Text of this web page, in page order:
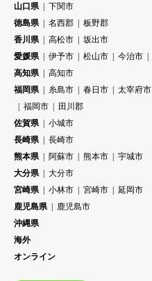
山口県
下関市
徳島県
名西郡
板野郡
香川県
高松市
坂出市
愛媛県
伊予市 松山市 今治市
高知県
高知市
福岡県
糸島市 春日市 太宰府市
福岡市
田川郡
佐賀県
小城市
長崎県
長崎市
熊本県
阿蘇市 熊本市
宇城市
大分県
大分市
宮崎県
小林市 宮崎市
延岡市
鹿児島県
鹿児島市
沖縄県
海外
オンライン